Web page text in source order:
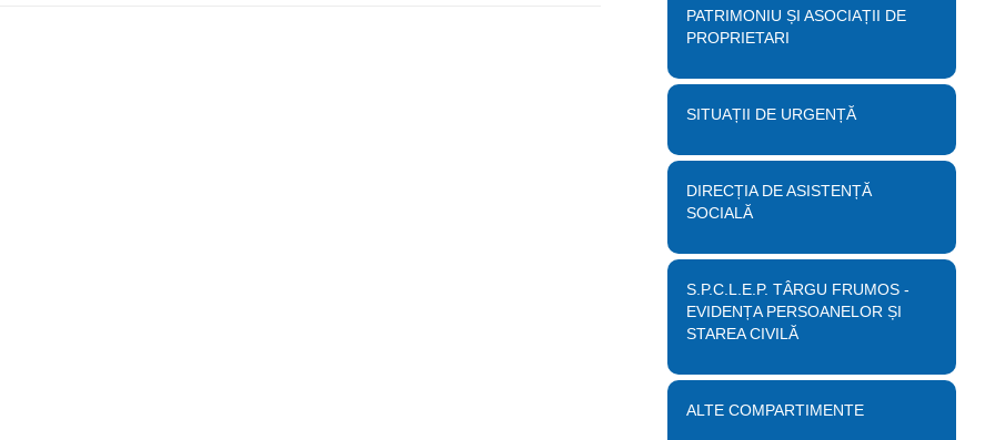
PATRIMONIU ȘI ASOCIAȚII DE
PROPRIETARI
SITUAȚII DE URGENȚĂ
DIRECȚIA DE ASISTENȚĂ
SOCIALĂ
S.P.C.L.E.P. TÂRGU FRUMOS -
EVIDENȚA PERSOANELOR ȘI
STAREA CIVILĂ
ALTE COMPARTIMENTE